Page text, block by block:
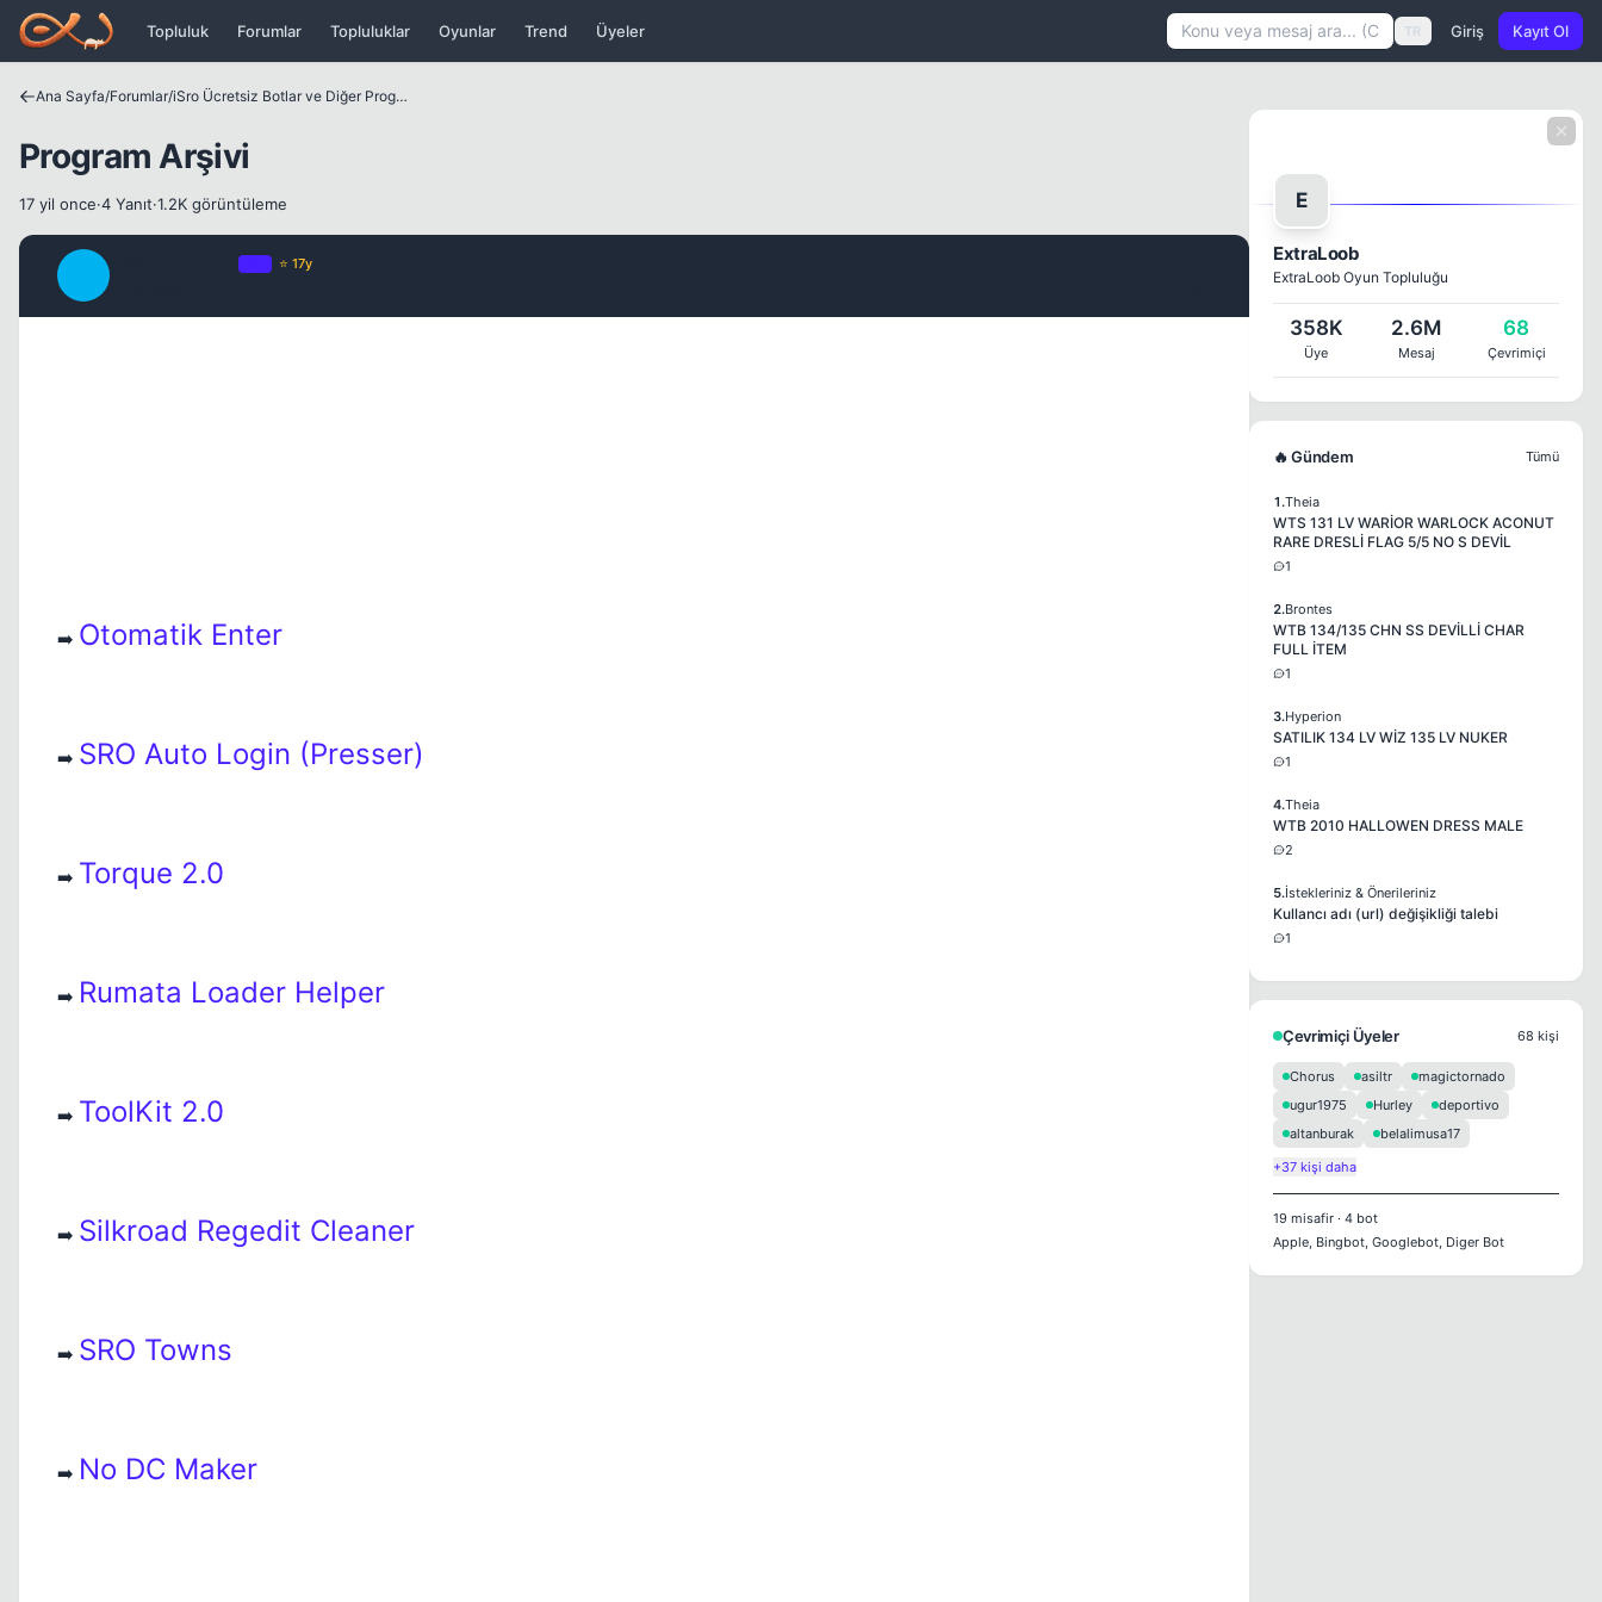
Icerige atla
Topluluk Forumlar Topluluklar Oyunlar Trend Üyeler TR Giriş Kayıt Ol
Ana Sayfa/Forumlar/ iSro Ücretsiz Botlar ve Diğer Programlar
Program Arşivi
17 yil once·4 Yanıt·1.2K görüntüleme
⭐ 17y
➡️ Otomatik Enter
➡️ SRO Auto Login (Presser)
➡️ Torque 2.0
➡️ Rumata Loader Helper
➡️ ToolKit 2.0
➡️ Silkroad Regedit Cleaner
➡️ SRO Towns
➡️ No DC Maker
E
ExtraLoob
ExtraLoob Oyun Topluluğu
358K
Üye
2.6M
Mesaj
68
Çevrimiçi
🔥 Gündem Tümü
1.Theia
WTS 131 LV WARİOR WARLOCK ACONUT
RARE DRESLİ FLAG 5/5 NO S DEVİL
1
2.Brontes
WTB 134/135 CHN SS DEVİLLİ CHAR
FULL İTEM
1
3.Hyperion
SATILIK 134 LV WİZ 135 LV NUKER
1
4.Theia
WTB 2010 HALLOWEN DRESS MALE
2
5.İstekleriniz & Önerileriniz
Kullancı adı (url) değişikliği talebi
1
Çevrimiçi Üyeler 68 kişi
Chorus asiltr
magictornado
ugur1975
Hurley
deportivo
altanburak
belalimusa17
+37 kişi daha
19 misafir · 4 bot
Apple, Bingbot, Googlebot, Diger Bot